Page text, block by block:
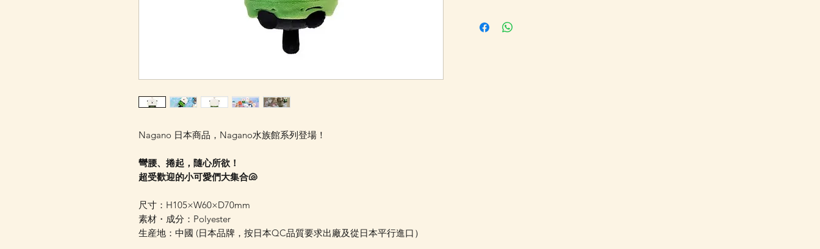
Nagano 日本商品，Nagano水族館系列登場！
彎腰、捲起，隨心所欲！
超受歡迎的小可愛們大集合🐚
尺寸：H105×W60×D70mm
素材・成分：Polyester
生産地：中國 (日本品牌，按日本QC品質要求出廠及從日本平行進口）
恢復供應時通知我"，系統會在返貨時電郵通知，